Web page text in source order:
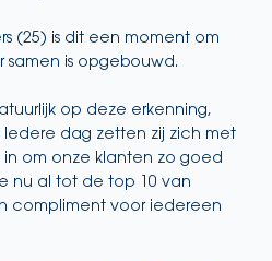
(25) is dit een moment om
samen is opgebouwd.
op deze erkenning,
dag zetten zij zich met
om onze klanten zo goed
nu al tot de top 10 van
compliment voor iedereen